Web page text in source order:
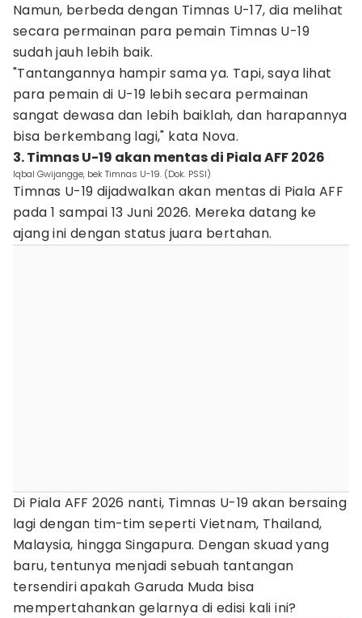
Namun, berbeda dengan Timnas U-17, dia melihat
secara permainan para pemain Timnas U-19
sudah jauh lebih baik.
"Tantangannya hampir sama ya. Tapi, saya lihat
para pemain di U-19 lebih secara permainan
sangat dewasa dan lebih baiklah, dan harapannya
bisa berkembang lagi," kata Nova.
3. Timnas U-19 akan mentas di Piala AFF 2026
Iqbal Gwijangge, bek Timnas U-19. (Dok. PSSI)
Timnas U-19 dijadwalkan akan mentas di Piala AFF
pada 1 sampai 13 Juni 2026. Mereka datang ke
ajang ini dengan status juara bertahan.
Di Piala AFF 2026 nanti, Timnas U-19 akan bersaing
lagi dengan tim-tim seperti Vietnam, Thailand,
Malaysia, hingga Singapura. Dengan skuad yang
baru, tentunya menjadi sebuah tantangan
tersendiri apakah Garuda Muda bisa
mempertahankan gelarnya di edisi kali ini?